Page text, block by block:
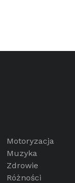
Motoryzacja
Muzyka
Zdrowie
Różności